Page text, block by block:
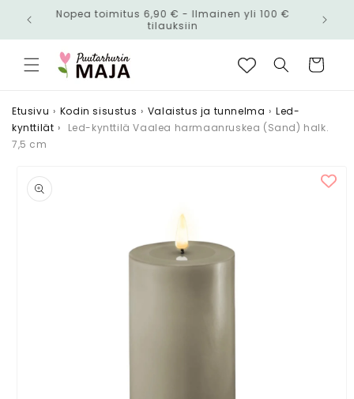
siirry
Nopea toimitus 6,90 € - Ilmainen yli 100 €
tilauksiin
Ostoskori
Etusivu › Kodin sisustus › Valaistus ja tunnelma › Led-
kynttilät ›
Led-kynttilä Vaalea harmaanruskea (Sand) halk.
7,5 cm
tuotetietoihin